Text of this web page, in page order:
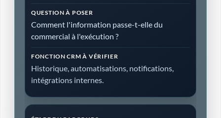
Comment l'information passe-t-elle du
commercial à l'exécution ?
Historique, automatisations, notifications,
intégrations internes.